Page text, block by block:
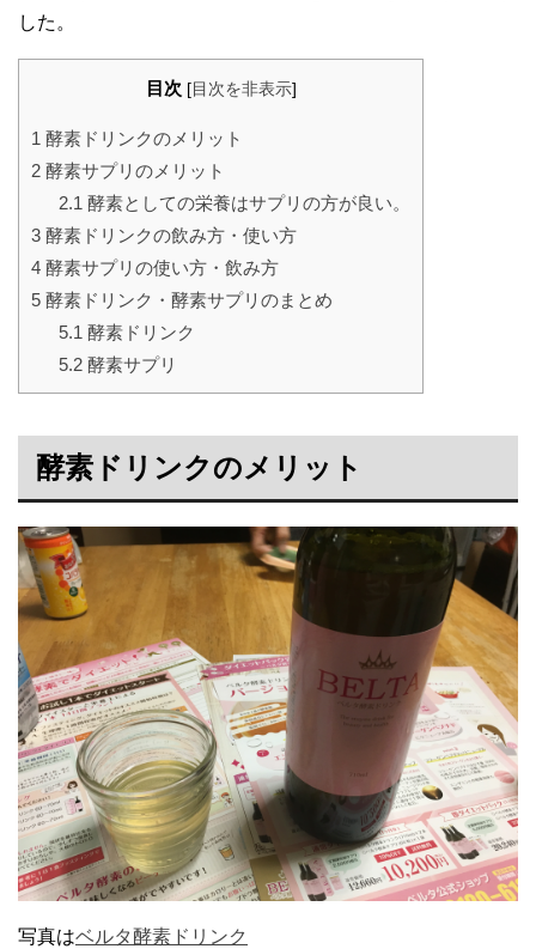
した。
目次 [目次を非表示]
1 酵素ドリンクのメリット
2 酵素サプリのメリット
2.1 酵素としての栄養はサプリの方が良い。
3 酵素ドリンクの飲み方・使い方
4 酵素サプリの使い方・飲み方
5 酵素ドリンク・酵素サプリのまとめ
5.1 酵素ドリンク
5.2酵素サプリ
酵素ドリンクのメリット
写真はベルタ酵素ドリンク